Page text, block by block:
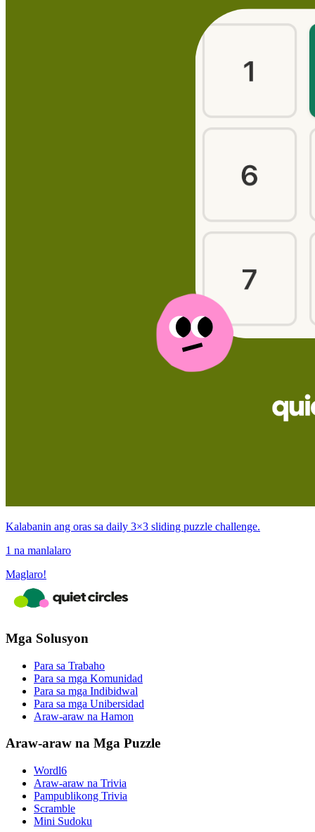
Kalabanin ang oras sa daily 3×3 sliding puzzle challenge.
1 na manlalaro
Maglaro!
Mga Solusyon
Para sa Trabaho
Para sa mga Komunidad
Para sa mga Indibidwal
Para sa mga Unibersidad
Araw-araw na Hamon
Araw-araw na Mga Puzzle
Wordl6
Araw-araw na Trivia
Pampublikong Trivia
Scramble
Mini Sudoku